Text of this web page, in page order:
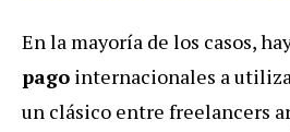
En la mayoría de los casos,
pago internacionales a
un clásico entre freelancers